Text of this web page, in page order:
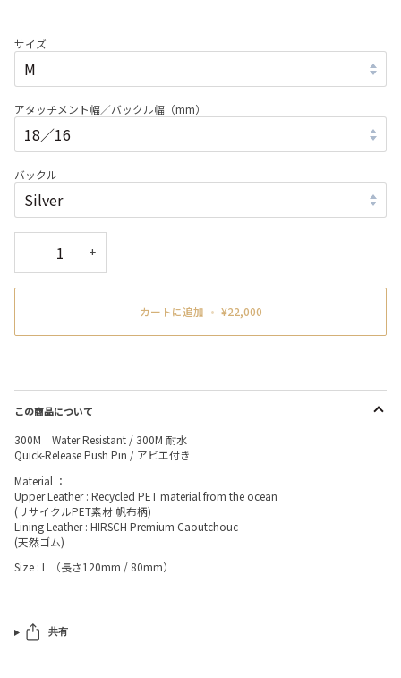
サイズ
アタッチメント幅／バックル幅（mm）
バックル
− +
カートに追加 • ¥22,000
この商品について
300M Water Resistant / 300M 耐水
Quick-Release Push Pin / アビエ付き
Material ：
Upper Leather : Recycled PET material from the ocean
(リサイクルPET素材 帆布柄)
Lining Leather : HIRSCH Premium Caoutchouc
(天然ゴム)
Size : L （長さ120mm / 80mm）
共有